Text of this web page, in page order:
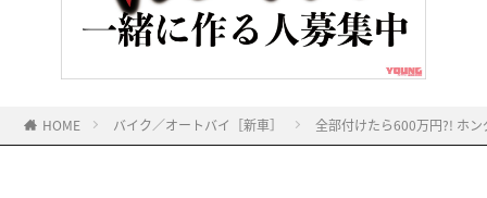
HOME バイク／オートバイ［新車］ 全部付けたら600万円?! ホ